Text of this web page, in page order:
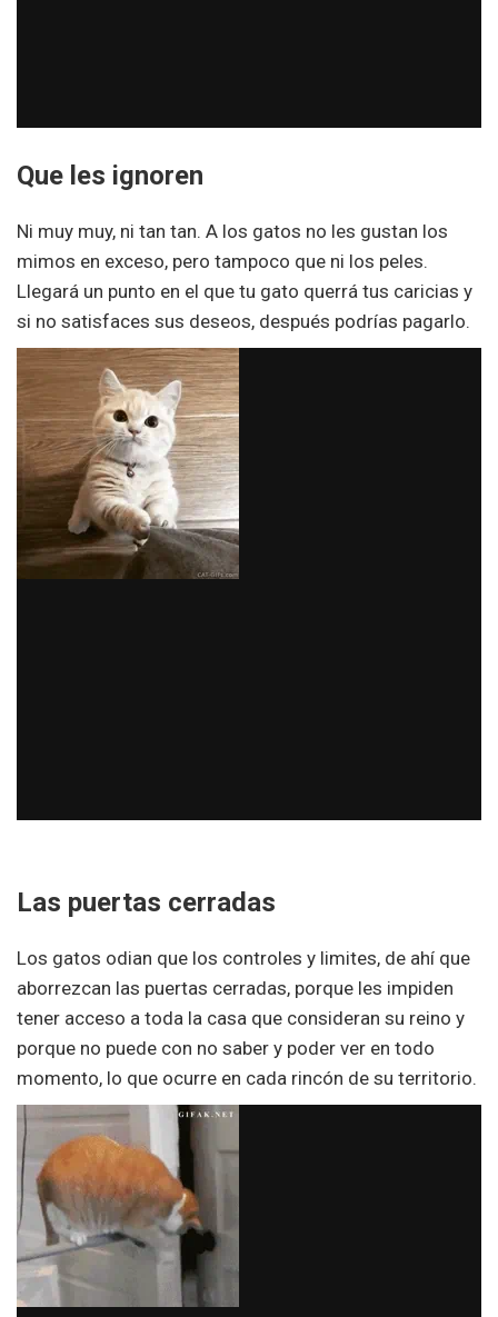
Que les ignoren
Ni muy muy, ni tan tan. A los gatos no les gustan los
mimos en exceso, pero tampoco que ni los peles.
Llegará un punto en el que tu gato querrá tus caricias y
si no satisfaces sus deseos, después podrías pagarlo.
Las puertas cerradas
Los gatos odian que los controles y limites, de ahí que
aborrezcan las puertas cerradas, porque les impiden
tener acceso a toda la casa que consideran su reino y
porque no puede con no saber y poder ver en todo
momento, lo que ocurre en cada rincón de su territorio.